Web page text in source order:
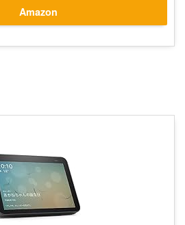
Amazon